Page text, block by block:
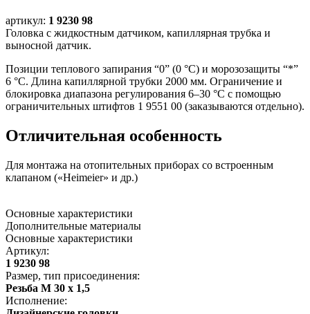
артикул: 1 9230 98
Головка с жидкостным датчиком, капиллярная трубка и
выносной датчик.
Позиции теплового запирания “0” (0 °С) и морозозащиты “*”
6 °С. Длина капиллярной трубки 2000 мм. Ограничение и
блокировка диапазона регулирования 6–30 °С с помощью
ограничительных штифтов 1 9551 00 (заказываются отдельно).
Отличительная особенность
Для монтажа на отопительных приборах со встроенным
клапаном («Heimeier» и др.)
Основные характеристики
Дополнительные материалы
Основные характеристики
Артикул:
1 9230 98
Размер, тип присоединения:
Резьба M 30 х 1,5
Исполнение: